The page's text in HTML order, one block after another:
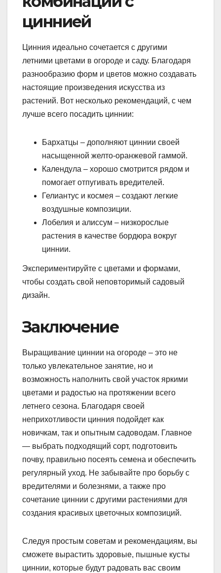
циннией
Цинния идеально сочетается с другими
летними цветами в огороде и саду. Благодаря
разнообразию форм и цветов можно создавать
настоящие произведения искусства из
растений. Вот несколько рекомендаций, с чем
лучше всего посадить циннии:
Бархатцы – дополняют циннии своей
насыщенной желто-оранжевой гаммой.
Календула – хорошо смотрится рядом и
помогает отпугивать вредителей.
Гелиантус и космея – создают легкие
воздушные композиции.
Лобелия и алиссум – низкорослые
растения в качестве бордюра вокруг
циннии.
Экспериментируйте с цветами и формами,
чтобы создать свой неповторимый садовый
дизайн.
Заключение
Выращивание циннии на огороде – это не
только увлекательное занятие, но и
возможность наполнить свой участок яркими
цветами и радостью на протяжении всего
летнего сезона. Благодаря своей
неприхотливости цинния подойдет как
новичкам, так и опытным садоводам. Главное
— выбрать подходящий сорт, подготовить
почву, правильно посеять семена и обеспечить
регулярный уход. Не забывайте про борьбу с
вредителями и болезнями, а также про
сочетание циннии с другими растениями для
создания красивых цветочных композиций.
Следуя простым советам и рекомендациям, вы
сможете вырастить здоровые, пышные кусты
циннии, которые будут радовать вас своим